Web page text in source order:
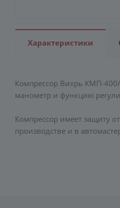
Характеристики
Компрессор Вихрь КМП-400/
манометр и функцию
Компрессор имеет защиту
производстве и в